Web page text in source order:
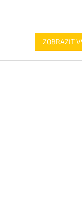
ZOBRAZIT